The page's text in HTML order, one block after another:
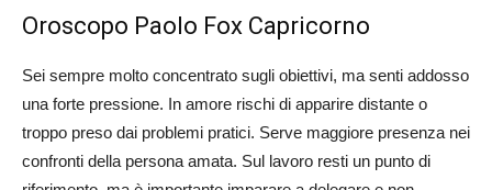
Oroscopo Paolo Fox Capricorno
Sei sempre molto concentrato sugli obiettivi, ma senti addosso
una forte pressione. In amore rischi di apparire distante o
troppo preso dai problemi pratici. Serve maggiore presenza nei
confronti della persona amata. Sul lavoro resti un punto di